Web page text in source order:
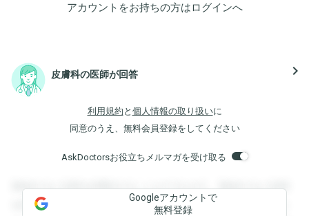
アカウントをお持ちの方はログインへ
皮膚科の医師が回答 navigate_next
利用規約 と 個人情報の取り扱いに
同意のうえ、無料会員登録をしてください
AskDoctorsお役立ちメルマガを受け取る
登録すると回答を閲覧することができます。登録すると回答
を閲覧することができます。登録すると回答を閲覧すること
Googleアカウントで
無料登録